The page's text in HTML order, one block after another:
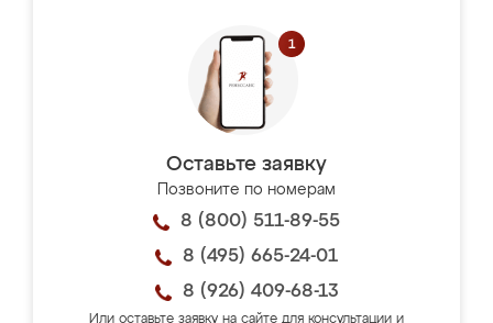
Оставьте заявку
Позвоните по номерам
8 (800) 511-89-55
8 (495) 665-24-01
8 (926) 409-68-13
Или оставьте заявку на сайте для консультации и